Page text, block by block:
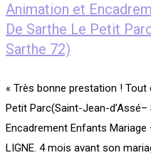
Animation et
De Sarthe Le Petit
Sarthe 72)
« Très bonne prestation !
Petit Parc(Saint-Jean-
Encadrement Enfants Mariage
LIGNE. 4 mois avant son